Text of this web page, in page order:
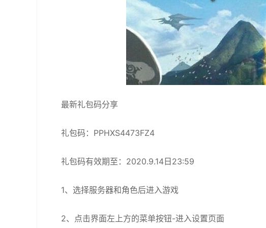
最新礼包码分享
礼包码：PPHXS4473FZ4
礼包码有效期至：2020.9.14日23:59
1、选择服务器和角色后进入游戏
2、点击界面左上方的菜单按钮-进入设置页面